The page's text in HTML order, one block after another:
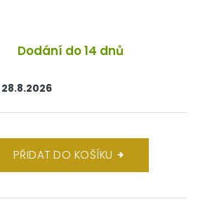
Dodání do 14 dnů
28.8.2026
PŘIDAT DO KOŠÍKU